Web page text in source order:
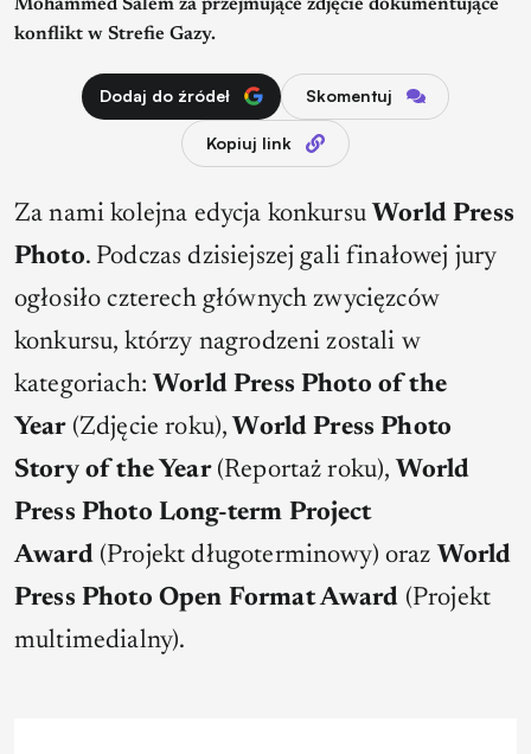
Mohammed Salem za przejmujące zdjęcie dokumentujące
konflikt w Strefie Gazy.
Dodaj do źródeł Skomentuj
Kopiuj link
Za nami kolejna edycja konkursu World Press
Photo. Podczas dzisiejszej gali finałowej jury
ogłosiło czterech głównych zwycięzców
konkursu, którzy nagrodzeni zostali w
kategoriach: World Press Photo of the
Year(Zdjęcie roku), World Press Photo
Story of the Year(Reportaż roku), World
Press Photo Long-term Project
Award(Projekt długoterminowy) oraz World
Press Photo Open Format Award (Projekt
multimedialny).